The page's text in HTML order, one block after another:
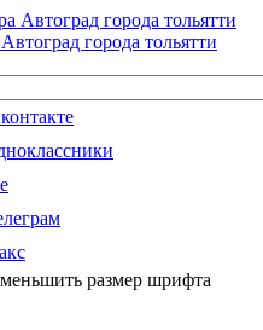
города тольятти